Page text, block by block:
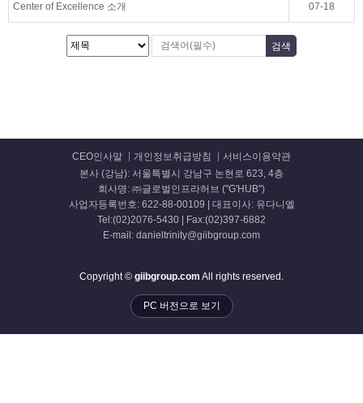
Center of Excellence 소개 07-18
CEO인사말 개인정보취급방침
서비스이용약관
본사 (강남): 서울특별시 강남구 논현로 623, 4층
회사명: ㈜글로벌인프라허브 ("G'HUB")
사업자등록번호: 622-88-00109 | 대표이사: 유다니엘
Tel:(02)2076-5430 | Fax:(02)397-6882
E-mail: danieltrinity@giibgroup.com
Copyright © giibgroup.com All rights reserved.
PC 버전으로 보기